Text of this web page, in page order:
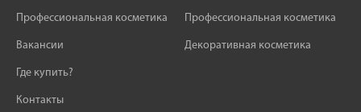
Профессиональная косметика
Вакансии
Где купить?
Контакты
Профессиональная косметика
Декоративная косметика